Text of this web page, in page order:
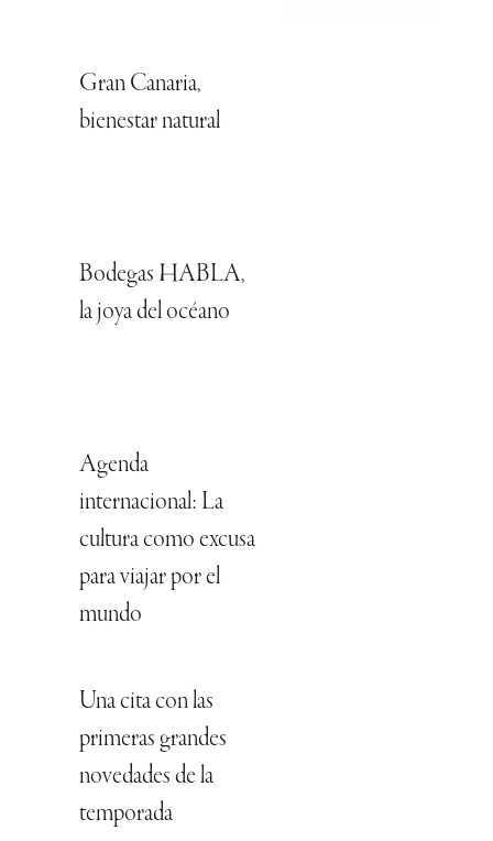
Gran Canaria,
bienestar natural
Bodegas HABLA,
la joya del océano
Agenda
internacional: La
cultura como excusa
para viajar por el
mundo
Una cita con las
primeras grandes
novedades de la
temporada